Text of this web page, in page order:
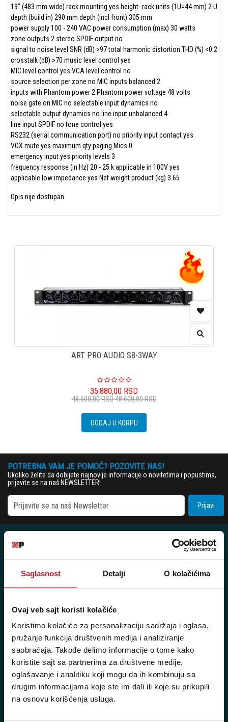
Saglasnost Detalji O kolačićima
Ovaj veb sajt koristi kolačiće
Koristimo kolačiće za personalizaciju sadržaja i oglasa,
pružanje funkcija društvenih medija i analiziranje
saobraćaja. Takođe delimo informacije o tome kako
koristite sajt sa partnerima za društvene medije,
oglašavanje i analitiku koji mogu da ih kombinuju sa
drugim informacijama koje ste im dali ili koje su prikupili
na osnovu korišćenja usluga.
19" (483 mm wide) rack mounting yes height- rack units (1U=44 mm) 2 U
depth (build in) 290 mm depth (incl front) 305 mm
power supply 100 - 240 VAC power consumption (max) 30 watts
zone outputs 2 stereo SPDIF output no
signal to noise level SNR (dB) >97 total harmonic distortion THD (%) <0.2
crosstalk (dB) >70 music level control yes
MIC level control yes VCA level control no
source selection per zone no MIC inputs balanced 2
inputs with Phantom power 2 Phantom power voltage 48 volts
noise gate on MIC no selectable input dynamics no
selectable output dynamics no line input unbalanced 4
line input SPDIF no tone control yes
RS232 (serial communication port) no priority input contact yes
VOX mute yes maximum qty paging Mics 0
emergency input yes priority levels 3
frequency response (in Hz) 20 - 25 k applicable in 100V yes
applicable low impedance yes Net weight product (kg) 3.65
Opis nije dostupan
ART PRO AUDIO S8-3WAY
35.880,00 RSD
48.600,00RSD48.600,00RSD
DODAJ U KORPU
POTREBNA VAM JE POMOĆ? POZOVITE NAS!
Ukoliko želite da dobijete najnovije informacije o novitetima i popustima,
prijavite se na naš NEWSLETTER!
Prijavi
Posetite nas: Svetogorska 9,
11103 Beograd, Srbija
Pozovite nas: +381 11 33-47-615
Sms/Viber/WhatsApp
060/6470116
NAŠE PRODAVNICE